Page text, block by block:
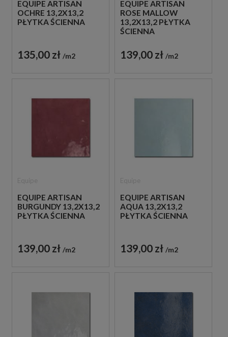
EQUIPE ARTISAN
OCHRE 13,2X13,2
PŁYTKA ŚCIENNA
135,00 zł m2
EQUIPE ARTISAN
ROSE MALLOW
13,2X13,2 PŁYTKA
ŚCIENNA
139,00 zł m2
EQUIPE ARTISAN
BURGUNDY 13,2X13,2
PŁYTKA ŚCIENNA
139,00 zł m2
EQUIPE ARTISAN
AQUA 13,2X13,2
PŁYTKA ŚCIENNA
139,00 zł m2